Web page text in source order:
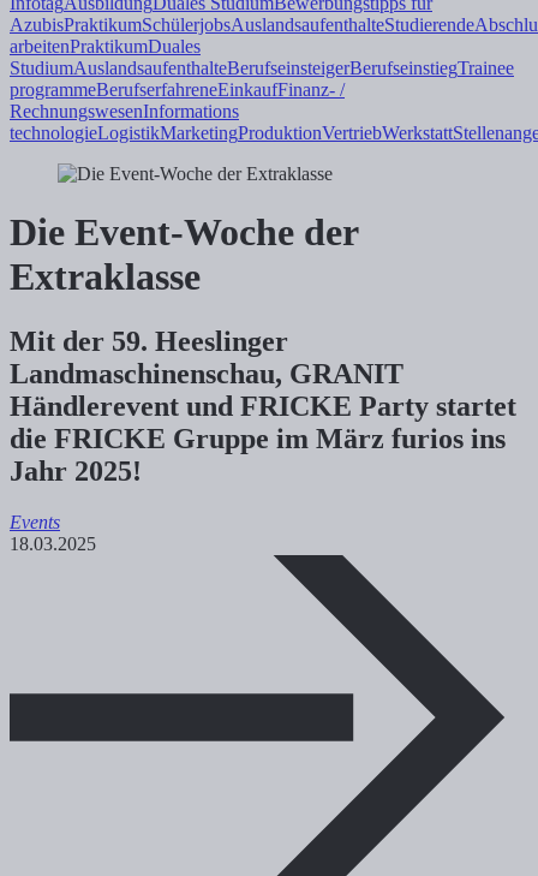
AzubisPraktikumSchülerjobsAuslandsaufenthalteStudierende
arbeitenPraktikumDuales
StudiumAuslandsaufenthalteBerufseinsteigerBerufseinstiegTrainee
programmeBerufserfahreneEinkaufFinanz- /
RechnungswesenInformations
technologieLogistikMarketingProduktionVertriebWerkstatt
Die Event-Woche der
Extraklasse
Mit der 59. Heeslinger
Landmaschinenschau, GRANIT
Händlerevent und FRICKE Party startet
die FRICKE Gruppe im März furios ins
Jahr 2025!
Events
18.03.2025